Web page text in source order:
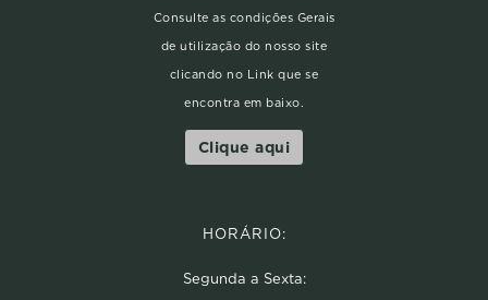
Consulte as condições Gerais
de utilização do nosso site
clicando no Link que se
encontra em baixo.
Clique aqui
HORÁRIO:
Segunda a Sexta: